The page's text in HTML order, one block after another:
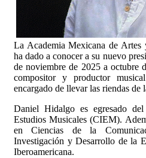
La Academia Mexicana de Artes
ha dado a conocer a su nuevo
de noviembre de 2025 a octubre
compositor y productor
encargado de llevar las riendas de
Daniel Hidalgo es egresado
Estudios Musicales (CIEM).
en Ciencias de la
Investigación y Desarrollo de la
Iberoamericana.